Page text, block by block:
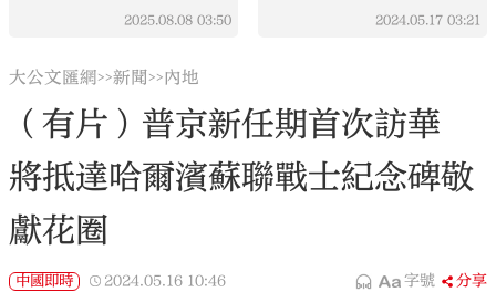
2025.08.08 03:50 2024.05.17 03:21
大公文匯網>>新聞>>內地
（有片）普京新任期首次訪華
將抵達哈爾濱蘇聯戰士紀念碑敬
獻花圈
中國即時 2024.05.16 10:46 字號 分享